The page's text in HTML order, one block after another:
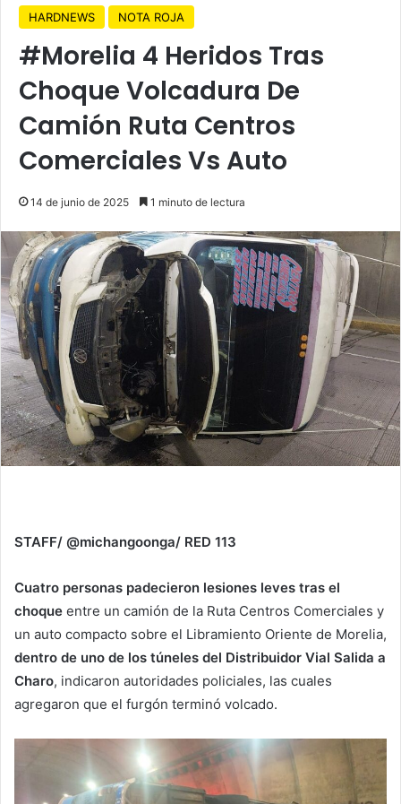
HARDNEWS NOTA ROJA
#Morelia 4 Heridos Tras
Choque Volcadura De
Camión Ruta Centros
Comerciales Vs Auto
14 de junio de 2025 1 minuto de lectura
STAFF/ @michangoonga/ RED 113
Cuatro personas padecieron lesiones leves tras el
choque entre un camión de la Ruta Centros Comerciales y
un auto compacto sobre el Libramiento Oriente de Morelia,
dentro de uno de los túneles del Distribuidor Vial Salida a
Charo, indicaron autoridades policiales, las cuales
agregaron que el furgón terminó volcado.